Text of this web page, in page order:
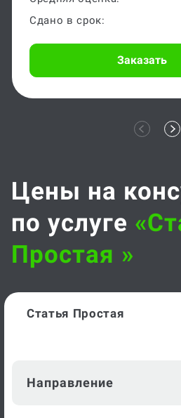
Сдано в срок:
Заказать
Цены на
по услуге
Простая »
Статья Простая
Направление